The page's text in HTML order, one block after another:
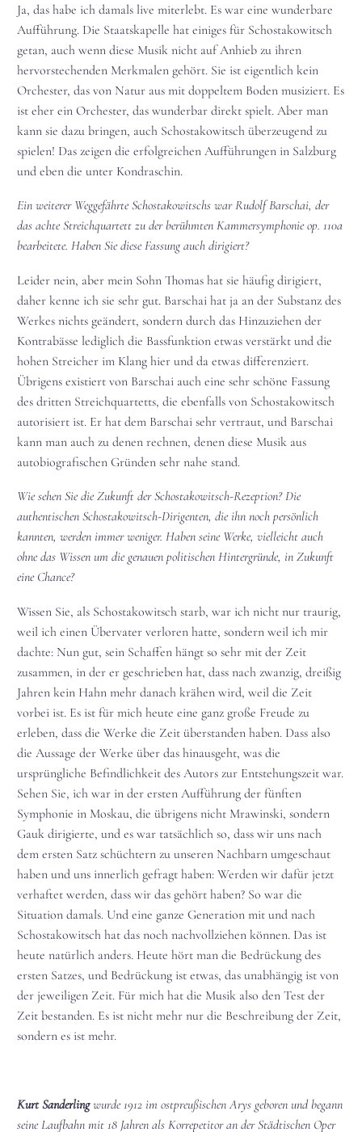
Ja, das habe ich damals live miterlebt. Es war eine wunderbare
Aufführung. Die Staatskapelle hat einiges für Schostakowitsch
getan, auch wenn diese Musik nicht auf Anhieb zu ihren
hervorstechenden Merkmalen gehört. Sie ist eigentlich kein
Orchester, das von Natur aus mit doppeltem Boden musiziert. Es
ist eher ein Orchester, das wunderbar direkt spielt. Aber man
kann sie dazu bringen, auch Schostakowitsch überzeugend zu
spielen! Das zeigen die erfolgreichen Aufführungen in Salzburg
und eben die unter Kondraschin.
Ein weiterer Weggefährte Schostakowitschs war Rudolf Barschai, der
das achte Streichquartett zu der berühmten Kammersymphonie op. 110a
bearbeitete. Haben Sie diese Fassung auch dirigiert?
Leider nein, aber mein Sohn Thomas hat sie häufig dirigiert,
daher kenne ich sie sehr gut. Barschai hat ja an der Substanz des
Werkes nichts geändert, sondern durch das Hinzuziehen der
Kontrabässe lediglich die Bassfunktion etwas verstärkt und die
hohen Streicher im Klang hier und da etwas differenziert.
Übrigens existiert von Barschai auch eine sehr schöne Fassung
des dritten Streichquartetts, die ebenfalls von Schostakowitsch
autorisiert ist. Er hat dem Barschai sehr vertraut, und Barschai
kann man auch zu denen rechnen, denen diese Musik aus
autobiografischen Gründen sehr nahe stand.
Wie sehen Sie die Zukunft der Schostakowitsch-Rezeption? Die
authentischen Schostakowitsch-Dirigenten, die ihn noch persönlich
kannten, werden immer weniger. Haben seine Werke, vielleicht auch
ohne das Wissen um die genauen politischen Hintergründe, in Zukunft
eine Chance?
Wissen Sie, als Schostakowitsch starb, war ich nicht nur traurig,
weil ich einen Übervater verloren hatte, sondern weil ich mir
dachte: Nun gut, sein Schaffen hängt so sehr mit der Zeit
zusammen, in der er geschrieben hat, dass nach zwanzig, dreißig
Jahren kein Hahn mehr danach krähen wird, weil die Zeit
vorbei ist. Es ist für mich heute eine ganz große Freude zu
erleben, dass die Werke die Zeit überstanden haben. Dass also
die Aussage der Werke über das hinausgeht, was die
ursprüngliche Befindlichkeit des Autors zur Entstehungszeit war.
Sehen Sie, ich war in der ersten Aufführung der fünften
Symphonie in Moskau, die übrigens nicht Mrawinski, sondern
Gauk dirigierte, und es war tatsächlich so, dass wir uns nach
dem ersten Satz schüchtern zu unseren Nachbarn umgeschaut
haben und uns innerlich gefragt haben: Werden wir dafür jetzt
verhaftet werden, dass wir das gehört haben? So war die
Situation damals. Und eine ganze Generation mit und nach
Schostakowitsch hat das noch nachvollziehen können. Das ist
heute natürlich anders. Heute hört man die Bedrückung des
ersten Satzes, und Bedrückung ist etwas, das unabhängig ist von
der jeweiligen Zeit. Für mich hat die Musik also den Test der
Zeit bestanden. Es ist nicht mehr nur die Beschreibung der Zeit,
sondern es ist mehr.
Kurt Sanderlingwurde 1912 im ostpreußischen Arys geboren und begann
seine Laufbahn mit 18 Jahren als Korrepetitor an der Städtischen Oper